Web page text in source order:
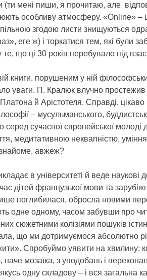
(ти мені пиши, я прочитаю, але
особливу атмосферу. «Online» –
згодою листи знищуються
еге ж) і торкатися тем, які були
що ці 30 років перебувало під
книги, порушеним у ній
уваги. П. Кралюк влучно
й Арістотеля. Справді, цікаво
– мусульманського,
серед сучасної європейської
медитативною неквапністю,
авжеж?
в університеті й веде наукові
дітей французької мови та
поглибилася, обросла новими
одне одному, часом забувши про
сюжетними колізіями пошуків
що ми дотримуємося абсолютно
Спробуймо уявити на хвилину:
мозаїка, з уподобань і
одну складову – і вся загальна